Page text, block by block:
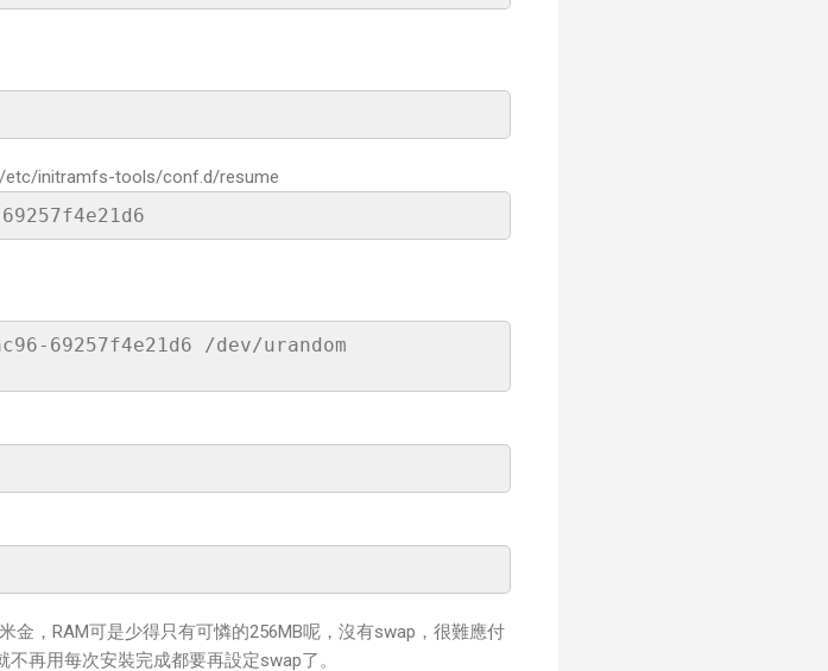
/etc/initramfs-tools/conf.d/resume
69257f4e21d6 /dev/urandom
金，RAM可是少得只有可憐的256MB呢，沒有swap，很難應付
再用每次安裝完成都要再設定swap了。